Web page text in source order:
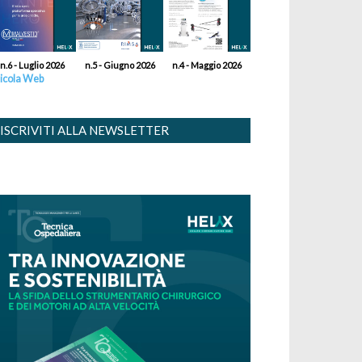
n.6 - Luglio 2026 n.5 - Giugno 2026 n.4 - Maggio 2026
Web
ISCRIVITI ALLA NEWSLETTER